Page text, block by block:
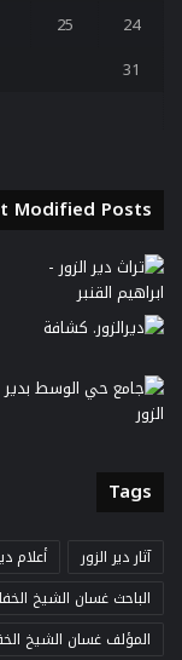
24
25
31
Modified Posts
Tags
آثار دير الزور أعلام
الباحث غسان الشيخ
المؤلف غسان الشيخ